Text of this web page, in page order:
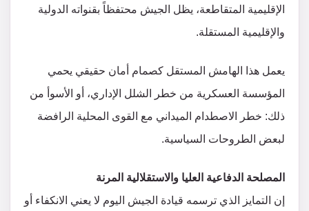
الإقليمية المتقاطعة، يظل الجيش محتفظاً بقنواته الدولية
والإقليمية المستقلة.
​يعمل هذا الهامش المستقل كصمام أمان حقيقي يحمي
المؤسسة العسكرية من خطر الشلل الإداري، أو الأسوأ من
ذلك: خطر الاصطدام الميداني مع القوى المحلية الرافضة
لبعض الطروحات السياسية.
​المصلحة الدفاعية العليا والاستقلالية المرنة
​إن التمايز الذي ترسمه قيادة الجيش اليوم لا يعني الانكفاء أو